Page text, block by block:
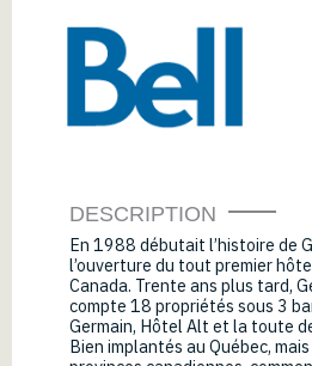
DESCRIPTION
En 1988 débutait l’histoire de
l’ouverture du tout premier
Canada. Trente ans plus tard,
compte 18 propriétés sous 3
Germain, Hôtel Alt et la toute
Bien implantés au Québec,